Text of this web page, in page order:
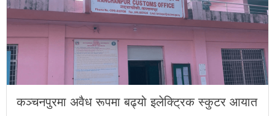
कञ्चनपुरमा अवैध रूपमा बढ्यो इलेक्ट्रिक स्कुटर आयात